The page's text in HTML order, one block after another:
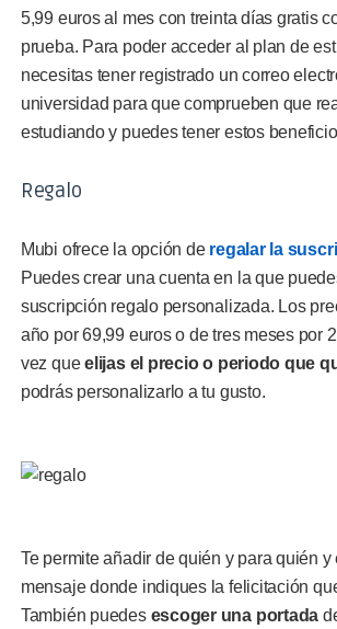
5,99 euros al mes con treinta días gratis
prueba. Para poder acceder al plan de
necesitas tener registrado un correo
universidad para que comprueben que
estudiando y puedes tener estos
Regalo
Mubi ofrece la opción de regalar la
Puedes crear una cuenta en la que
suscripción regalo personalizada. Los
año por 69,99 euros o de tres meses por
vez queelijas el precio o periodo que
podrás personalizarlo a tu gusto.
Te permite añadir de quién y para quién y
mensaje donde indiques la felicitación
También puedes escoger una portada